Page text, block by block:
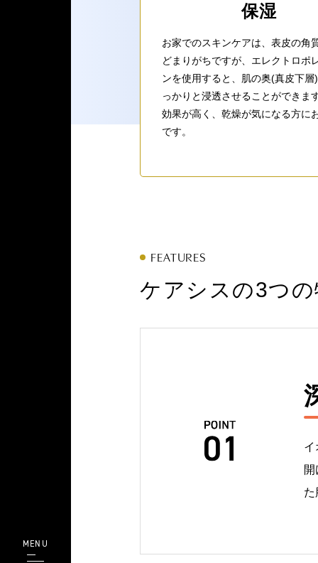
MENU
保湿
お家でのスキンケアは、表皮の角
どまりがちですが、エレクトロポ
ンを使用すると、肌の奥(真皮下層
っかりと浸透させることができま
効果が高く、乾燥が気になる方に
です。
FEATURES
ケアシスの3つ
イ
た